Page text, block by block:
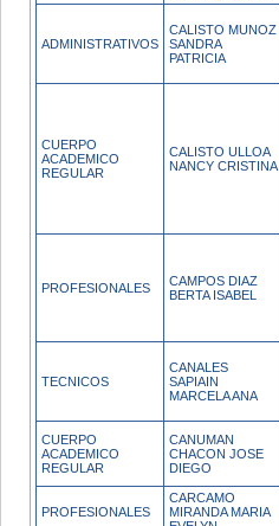
ADMINISTRATIVOS
CALISTO MUNOZ
SANDRA
PATRICIA
CUERPO
ACADEMICO
REGULAR
CALISTO ULLOA
NANCY CRISTINA
PROFESIONALES
CAMPOS DIAZ
BERTA ISABEL
TECNICOS
CANALES
SAPIAIN
MARCELA ANA
CUERPO
ACADEMICO
REGULAR
CANUMAN
CHACON JOSE
DIEGO
PROFESIONALES
CARCAMO
MIRANDA MARIA